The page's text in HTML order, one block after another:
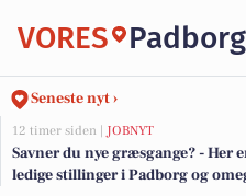
VORES Padborg
Seneste nyt ›
12 timer siden | JOBNYT
Savner du nye græsgange? - Her
ledige stillinger i Padborg og